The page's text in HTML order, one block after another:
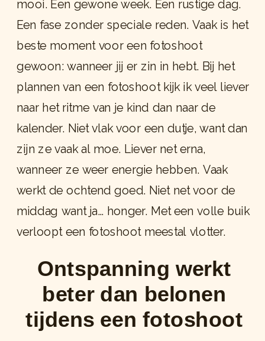
mooi. Een gewone week. Een rustige dag.
Een fase zonder speciale reden. Vaak is het
beste moment voor een fotoshoot
gewoon: wanneer jij er zin in hebt. Bij het
plannen van een fotoshoot kijk ik veel liever
naar het ritme van je kind dan naar de
kalender. Niet vlak voor een dutje, want dan
zijn ze vaak al moe. Liever net erna,
wanneer ze weer energie hebben. Vaak
werkt de ochtend goed. Niet net voor de
middag want ja… honger. Met een volle buik
verloopt een fotoshoot meestal vlotter.
Ontspanning werkt
beter dan belonen
tijdens een fotoshoot